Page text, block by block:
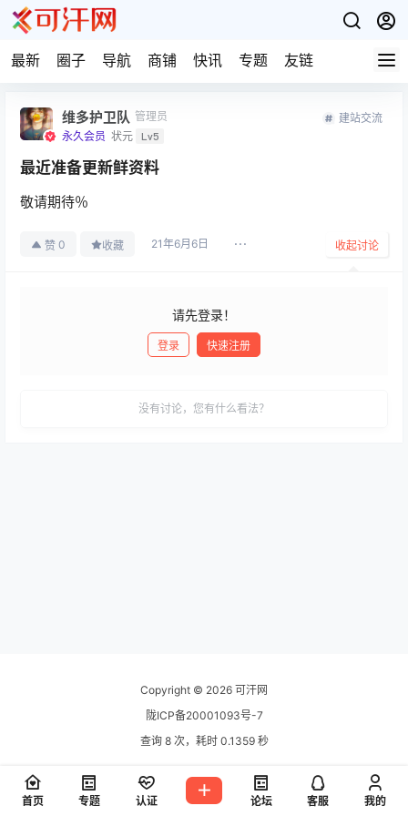
最新 圈子 导航 商铺 快讯 专题 友链
维多护卫队 管理员
永久会员 状元 Lv5
建站交流
最近准备更新鲜资料
敬请期待％
赞 0 收藏 21年6月6日 收起讨论
请先登录！
登录 快速注册
没有讨论，您有什么看法？
Copyright © 2026 可汗网
陇ICP备20001093号-7
查询 8 次，耗时 0.1359 秒
首页 专题 认证 论坛 客服 我的